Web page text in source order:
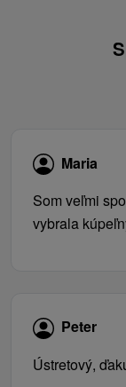
Maria
Som veľmi
vybrala
Peter
Ústretový,